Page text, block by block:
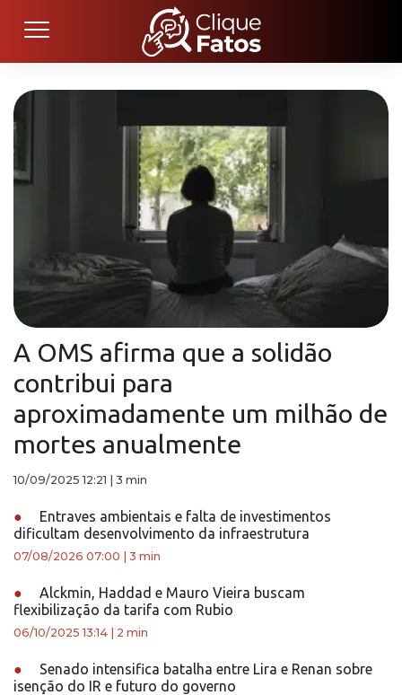
A OMS afirma que a solidão
contribui para
aproximadamente um milhão de
mortes anualmente
10/09/2025 12:21 3 min
●
Entraves ambientais e falta de investimentos
dificultam desenvolvimento da infraestrutura
07/08/2026 07:00 3 min
●
Alckmin, Haddad e Mauro Vieira buscam
flexibilização da tarifa com Rubio
06/10/2025 13:14 2 min
●
Senado intensifica batalha entre Lira e Renan sobre
isenção do IR e futuro do governo